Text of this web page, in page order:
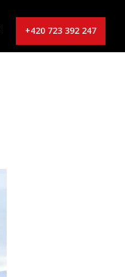
+420 723 392 247